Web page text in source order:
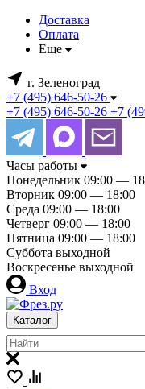
Доставка
Оплата
Еще
г. Зеленоград
+7 (495) 646-50-26
+7 (495) 646-50-26 +7
Часы работы
Понедельник 09:00 —
Вторник 09:00 — 18:00
Среда 09:00 — 18:00
Четверг 09:00 — 18:00
Пятница 09:00 — 18:00
Суббота выходной
Воскресенье выходной
Вход
Каталог